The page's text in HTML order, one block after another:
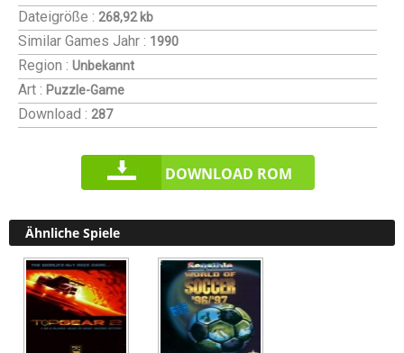
Dateigröße : 268,92 kb
Similar Games Jahr : 1990
Region : Unbekannt
Art : Puzzle-Game
Download : 287
DOWNLOAD ROM
Ähnliche Spiele